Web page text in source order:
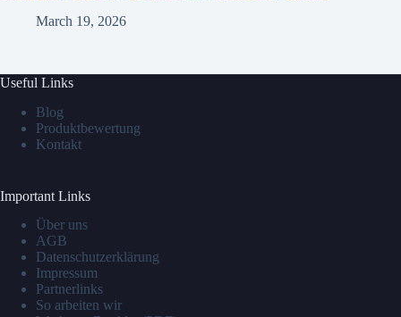
March 19, 2026
Useful Links
Blog
Produktbewertung
Kontakt
Important Links
Über uns
AGB
Datenschutzerklärung
Impressum
Partnerlinks
So arbeiten wir